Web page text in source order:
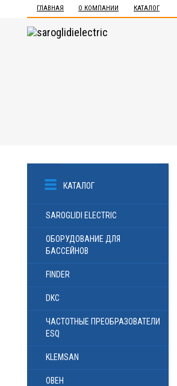
ГЛАВНАЯ О КОМПАНИИ КАТАЛОГ
КАТАЛОГ
SAROGLIDI ELECTRIC
ОБОРУДОВАНИЕ ДЛЯ
БАССЕЙНОВ
FINDER
DKC
ЧАСТОТНЫЕ ПРЕОБРАЗОВАТЕЛИ
ESQ
KLEMSAN
ОВЕН